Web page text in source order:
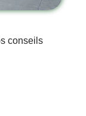
conseils